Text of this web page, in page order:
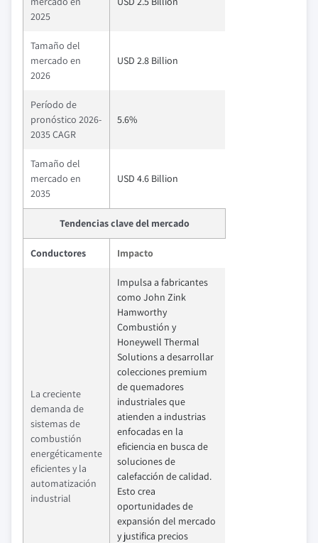
2025
Tamaño del
mercado en
2026
USD 2.8 Billion
Período de
pronóstico 2026-
2035 CAGR
5.6%
Tamaño del
mercado en
2035
USD 4.6 Billion
Tendencias clave del mercado
Conductores Impacto
La creciente
demanda de
sistemas de
combustión
energéticamente
eficientes y la
automatización
industrial
Impulsa a fabricantes
como John Zink
Hamworthy
Combustión y
Honeywell Thermal
Solutions a desarrollar
colecciones premium
de quemadores
industriales que
atienden a industrias
enfocadas en la
eficiencia en busca de
soluciones de
calefacción de calidad.
Esto crea
oportunidades de
expansión del mercado
y justifica precios